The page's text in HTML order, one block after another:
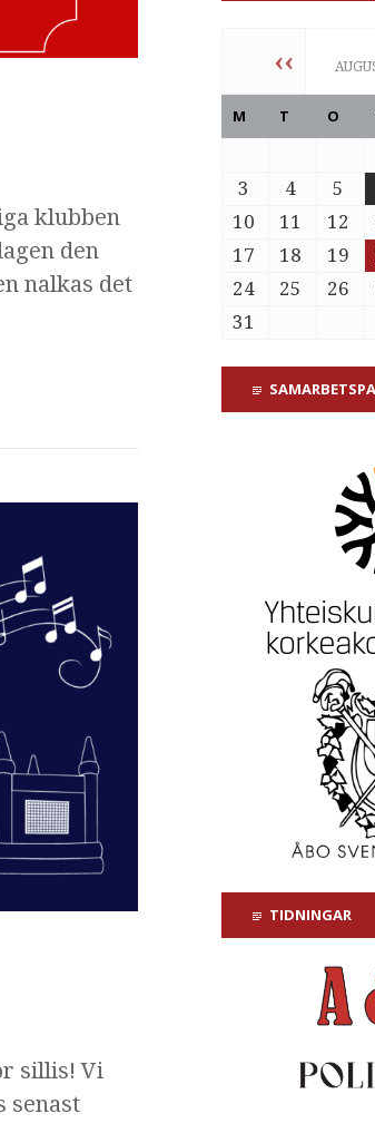
klubben
den
nalkas det
sillis! Vi
senast
‹‹
M T O
3
4 5
10
11 12
17
18 19
24
25 26
31
TIDNINGAR